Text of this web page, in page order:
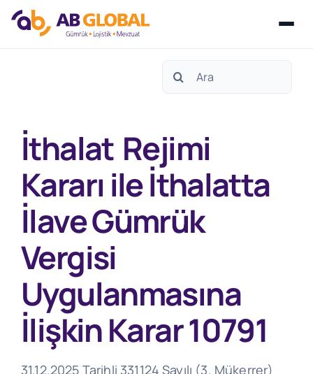
Search
İthalat Rejimi
Kararı ile İthalatta
İlave Gümrük
Vergisi
Uygulanmasına
İlişkin Karar 10791
31.12.2025 Tarihli 331124 Sayılı (3. Mükerrer)